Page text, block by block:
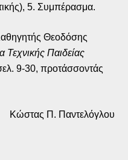
5. Συμπέρασμα.
Θεοδόσης
Τεχνικής Παιδείας
9-30, προτάσσοντάς
Κώστας Π. Παντελόγλου